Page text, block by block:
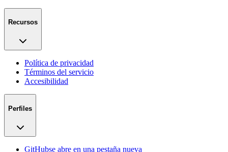
Recursos
Política de privacidad
Términos del servicio
Accesibilidad
Perfiles
GitHubse abre en una pestaña nueva